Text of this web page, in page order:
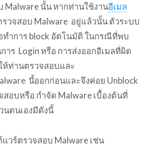
Malware นั้น หากท่านใช้งานอีเมล
วจสอบ Malware อยู่แล้วนั้น ตัวระบบ
ทำการ block อัตโนมัติ ในกรณีที่พบ
าร Login หรือ การส่งออกอีเมลที่ผิด
ห้ท่านตรวจสอบและ
นี้ออกก่อนและจึงค่อย Unblock
สอบหรือ กำจัด Malware เบื้องต้นที่
นตนเองมีดังนี้
วร์ตรวจสอบ Malware เช่น